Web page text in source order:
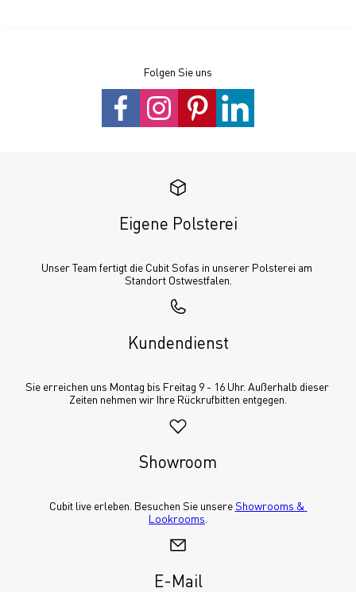
Folgen Sie uns
Eigene Polsterei
Unser Team fertigt die Cubit Sofas in unserer Polsterei am
Standort Ostwestfalen.
Kundendienst
Sie erreichen uns Montag bis Freitag 9 - 16 Uhr. Außerhalb dieser
Zeiten nehmen wir Ihre Rückrufbitten entgegen.
Showroom
Cubit live erleben. Besuchen Sie unsere Showrooms &
Lookrooms
E-Mail